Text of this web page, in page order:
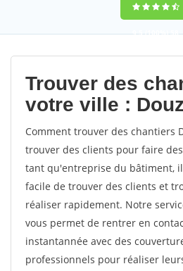
9,5(100%)58
votes
Trouver des
votre ville :
Comment trouver des chantiers
trouver des clients pour faire des
tant qu'entreprise du bâtiment,
facile de trouver des clients et
réaliser rapidement. Notre
vous permet de rentrer en
instantannée avec des
professionnels pour réaliser